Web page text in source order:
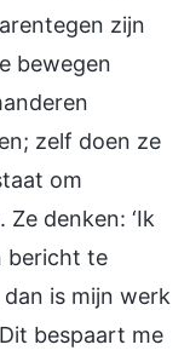
zijn
bewegen
zelf doen ze
om
denken: ‘Ik
bericht te
is mijn werk
bespaart me